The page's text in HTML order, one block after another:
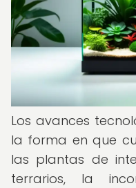
Los avances
la forma en que
las plantas de
terrarios, la